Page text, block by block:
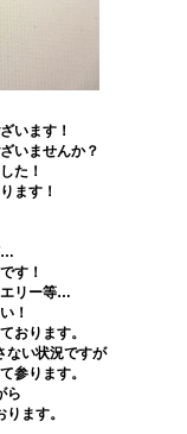
います！
いませんか？
た！
ます！
…
す！
エリー等…
！
おります。
ない状況ですが
参ります。
ら
ます。